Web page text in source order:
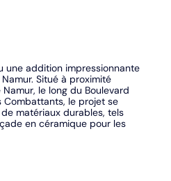
une addition impressionnante
Situé à proximité
le long du Boulevard
Combattants, le projet se
matériaux durables, tels
en céramique pour les